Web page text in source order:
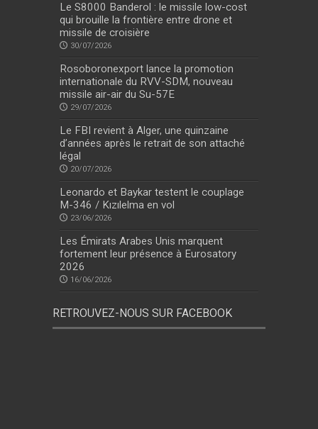
Le S8000 Banderol : le missile low-cost
qui brouille la frontière entre drone et
missile de croisière
30/07/2026
Rosoboronexport lance la promotion
internationale du RVV-SDM, nouveau
missile air-air du Su-57E
29/07/2026
Le FBI revient à Alger, une quinzaine
d’années après le retrait de son attaché
légal
20/07/2026
Leonardo et Baykar testent le couplage
M-346 / Kızılelma en vol
23/06/2026
Les Émirats Arabes Unis marquent
fortement leur présence à Eurosatory
2026
16/06/2026
RETROUVEZ-NOUS SUR FACEBOOK